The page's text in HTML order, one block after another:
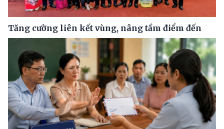
Tăng cường liên kết vùng, nâng tầm điểm đến